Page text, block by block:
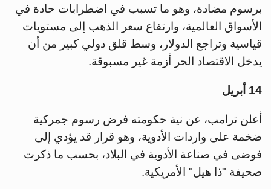
برسوم مضادة، وهو ما تسبب في اضطرابات حادة في
الأسواق العالمية، وارتفاع سعر الذهب إلى مستويات
قياسية وتراجع الدولار، وسط قلق دولي كبير من أن
يدخل الاقتصاد الحر أزمة غير مسبوقة.
14 أبريل
أعلن ترامب، عن نية حكومته فرض رسوم جمركية
ضخمة على واردات الأدوية، وهو قرار قد يؤدي إلى
فوضى في صناعة الأدوية في البلاد، بحسب ما ذكرت
صحيفة "ذا هيل" الأمريكية.